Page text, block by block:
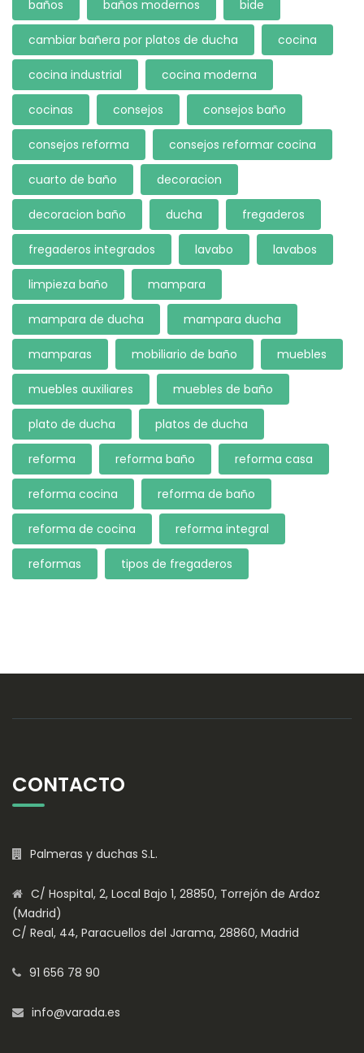
baños baños modernos bide
cambiar bañera por platos de ducha cocina
cocina industrial cocina moderna
cocinas consejos consejos baño
consejos reforma consejos reformar cocina
cuarto de baño decoracion
decoracion baño ducha fregaderos
fregaderos integrados lavabo lavabos
limpieza baño mampara
mampara de ducha mampara ducha
mamparas mobiliario de baño muebles
muebles auxiliares muebles de baño
plato de ducha platos de ducha
reforma reforma baño reforma casa
reforma cocina reforma de baño
reforma de cocina reforma integral
reformas tipos de fregaderos
CONTACTO
Palmeras y duchas S.L.
C/ Hospital, 2, Local Bajo 1, 28850, Torrejón de Ardoz
(Madrid)
C/ Real, 44, Paracuellos del Jarama, 28860, Madrid
91 656 78 90
info@varada.es